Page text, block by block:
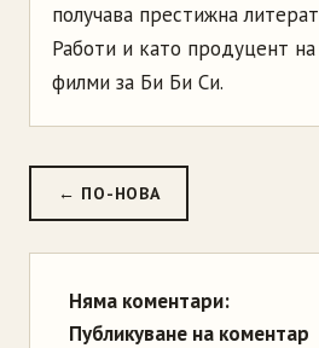
получава престижна
Работи и като продуцент
филми за Би Би Си.
← ПО-НОВА
Няма коментари:
Публикуване на коментар